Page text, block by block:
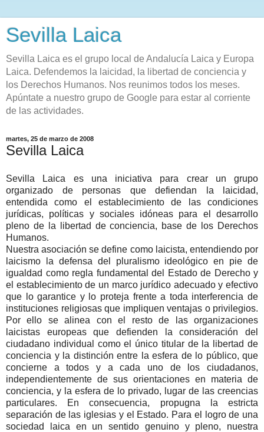
Sevilla Laica
Sevilla Laica es el grupo local de Andalucía Laica y Europa
Laica. Defendemos la laicidad, la libertad de conciencia y
los Derechos Humanos. Nos reunimos todos los meses.
Apúntate a nuestro grupo de Google para estar al corriente
de las actividades.
martes, 25 de marzo de 2008
Sevilla Laica
Sevilla Laica es una iniciativa para crear un grupo
organizado de personas que defiendan la laicidad,
entendida como el establecimiento de las condiciones
jurídicas, políticas y sociales idóneas para el desarrollo
pleno de la libertad de conciencia, base de los Derechos
Humanos.
Nuestra asociación se define como laicista, entendiendo por
laicismo la defensa del pluralismo ideológico en pie de
igualdad como regla fundamental del Estado de Derecho y
el estable­ci­mien­to de un marco jurídico adecuado y efectivo
que lo garantice y lo proteja frente a toda inter­ferencia de
instituciones religiosas que impliquen ventajas o privilegios.
Por ello se alinea con el resto de las organizaciones
laicistas europeas que defienden la consideración del
ciudadano individual como el único titular de la libertad de
conciencia y la distinción entre la esfera de lo público, que
concierne a todos y a cada uno de los ciudadanos,
independientemente de sus orientaciones en materia de
conciencia, y la esfera de lo privado, lugar de las creencias
particulares. En consecuencia, propugna la estricta
separación de las iglesias y el Estado. Para el logro de una
sociedad laica en un sentido genuino y pleno, nuestra